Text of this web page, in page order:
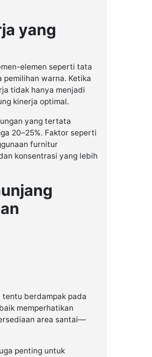
yang
elemen seperti tata
pemilihan warna. Ketika
tidak hanya menjadi
kinerja optimal.
yang tertata
20–25%. Faktor seperti
furnitur
konsentrasi yang lebih
berdampak pada
memperhatikan
area santai—
penting untuk